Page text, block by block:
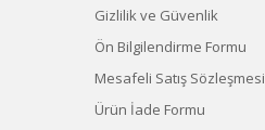
Gizlilik ve Güvenlik
Ön Bilgilendirme Formu
Mesafeli Satış Sözleşmesi
Ürün İade Formu